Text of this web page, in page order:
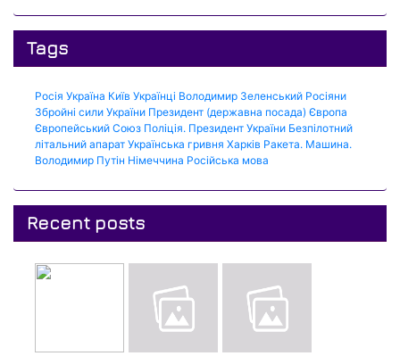
Tags
Росія Україна Київ Українці Володимир Зеленський Росіяни
Збройні сили України Президент (державна посада) Європа
Європейський Союз Поліція. Президент України Безпілотний
літальний апарат Українська гривня Харків Ракета. Машина.
Володимир Путін Німеччина Російська мова
Recent posts